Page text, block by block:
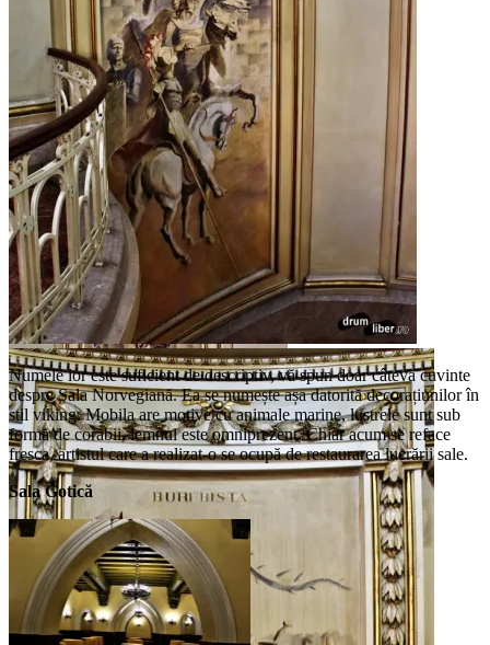
Casa scărilor în corpul lateral, spre sălile
de la subsol
Casa scărilor în corpul lateral, spre sălile
de la subsol
Casa scărilor în corpul lateral, spre sălile de la subsol
Numele lor este suficient de descriptiv, vă spun doar câteva cuvinte
despre Sala Norvegiană. Ea se numește așa datorită decorațiunilor în
stil viking. Mobila are motive cu animale marine, lustrele sunt sub
formă de corăbii, lemnul este omniprezent. Chiar acum se reface
fresca, artistul care a realizat-o se ocupă de restaurarea lucrării sale.
Sala Gotică